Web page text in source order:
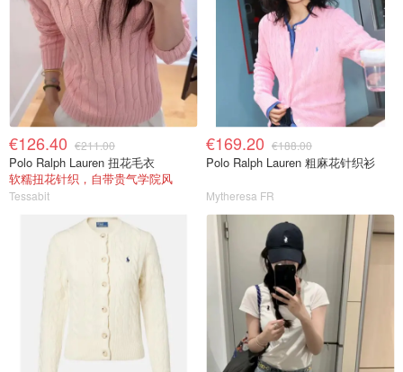
€126.40 €211.00
Polo Ralph Lauren 扭花毛衣
软糯扭花针织，自带贵气学院风
Tessabit
€169.20 €188.00
Polo Ralph Lauren 粗麻花针织衫
Mytheresa FR